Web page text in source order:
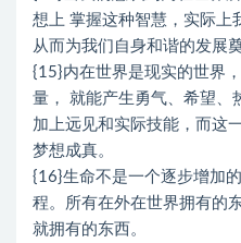
想上 掌握这种智慧，实际上
从而为我们自身和谐的发展
{15}内在世界是现实的世界
量， 就能产生勇气、希望、
加上远见和实际技能，而这
梦想成真。
{16}生命不是一个逐步增加
程。所有在外在世界拥有的
就拥有的东西。